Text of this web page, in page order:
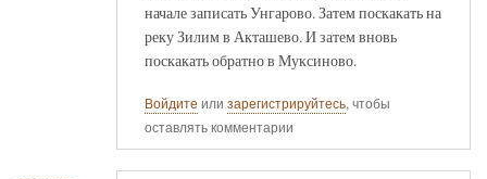
начале записать Унгарово. Затем поскакать на
реку Зилим в Акташево. И затем вновь
поскакать обратно в Муксиново.
Войдите или зарегистрируйтесь, чтобы
оставлять комментарии